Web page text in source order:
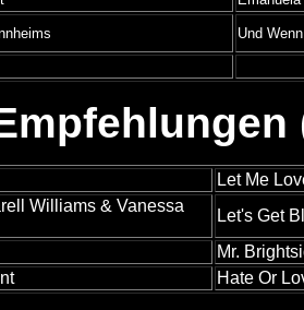
Und
Let Me
Williams & Vanessa
Let's Get
Mr.
Hate Or